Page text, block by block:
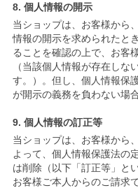
8. 個人情報の開示
当ショップは、お客様から
情報の開示を求められたと
ることを確認の上で、お客
（当該個人情報が存在しな
す。）。但し、個人情報保
が開示の義務を負わない場
9. 個人情報の訂正等
当ショップは、お客様から
よって、個人情報保護法の
は削除（以下「訂正等」と
お客様ご本人からのご請求